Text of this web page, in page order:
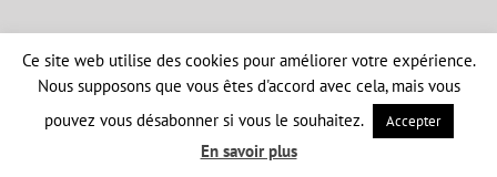
Ce site web utilise des cookies pour améliorer votre expérience.
Nous supposons que vous êtes d'accord avec cela, mais vous
pouvez vous désabonner si vous le souhaitez.
Accepter
En savoir plus